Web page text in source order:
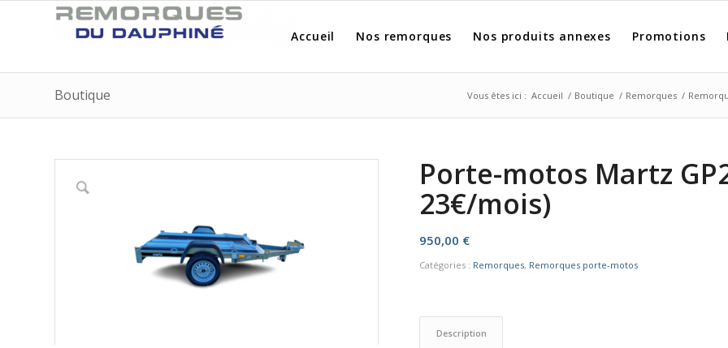
Accueil Nos remorques Nos produits annexes Promotions
Boutique Vous êtes ici : Accueil / Boutique / Remorques /
Porte-motos Martz
23€/mois)
950,00 €
Catégories : Remorques, Remorques porte-motos
Description